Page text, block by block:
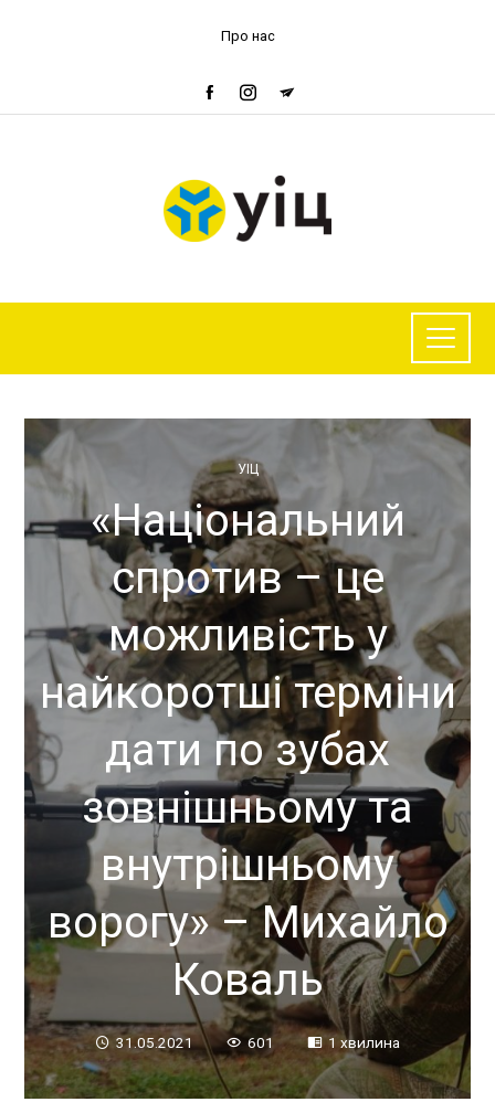
Про нас
УІЦ
«Національний
спротив – це
можливість у
найкоротші терміни
дати по зубах
зовнішньому та
внутрішньому
ворогу» – Михайло
Коваль
31.05.2021 601 1 хвилина